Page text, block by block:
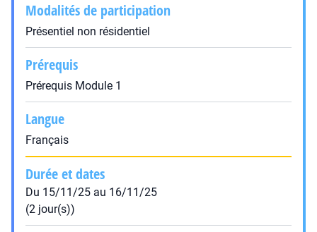
Modalités de participation
Présentiel non résidentiel
Prérequis
Prérequis Module 1
Langue
Français
Durée et dates
Du 15/11/25 au 16/11/25
(2 jour(s))